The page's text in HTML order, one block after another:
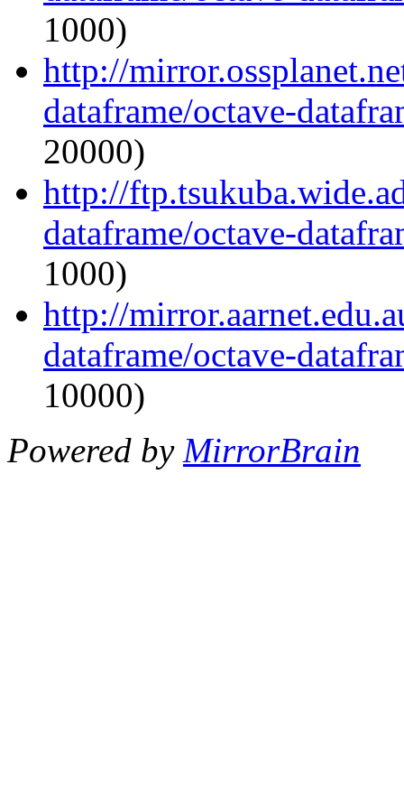
1000)
http://
dataframe/octave-
20000)
http://
dataframe/octave-
1000)
http://
dataframe/octave-
10000)
Powered by MirrorBrain